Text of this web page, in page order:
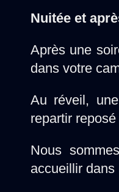
Nuitée et
Après une
dans votre
Au réveil,
repartir
Nous
accueillir dans